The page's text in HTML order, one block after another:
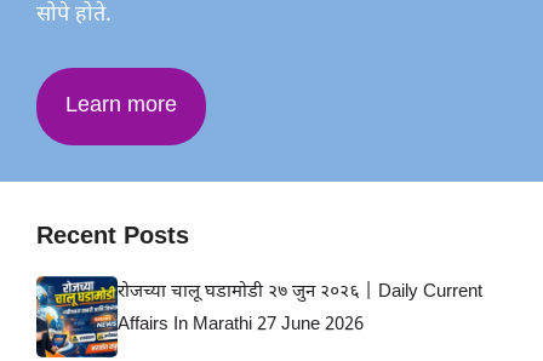
सोपे होते.
Learn more
Recent Posts
रोजच्या चालू घडामोडी २७ जुन २०२६ | Daily Current
Affairs In Marathi 27 June 2026